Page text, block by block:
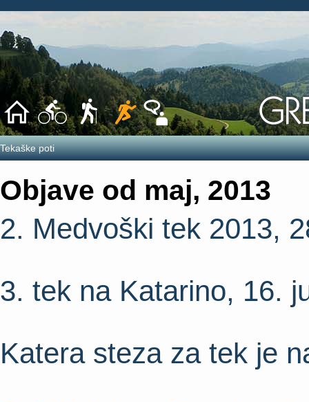
Tekaške poti
Objave od maj, 2013
2. Medvoški tek 2013,
3. tek na Katarino, 16.
Katera steza za tek je